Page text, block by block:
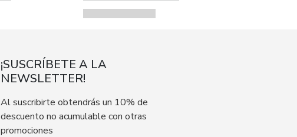
¡SUSCRÍBETE A LA
NEWSLETTER!
Al suscribirte obtendrás un 10% de
descuento no acumulable con otras
promociones